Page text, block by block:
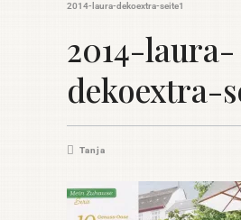
2014-laura-dekoextra-seite1
2014-laura-
dekoextra-
Tanja